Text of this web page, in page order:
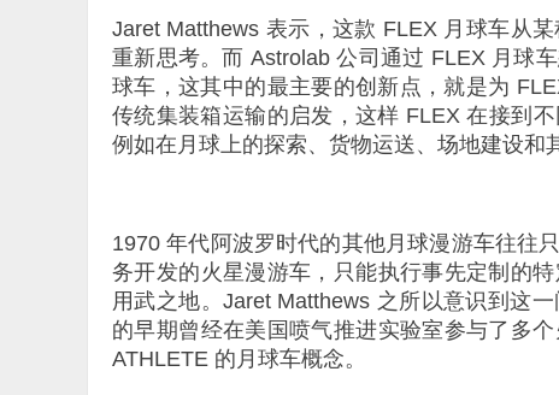
Jaret Matthews 表示，这款 FLEX 月球车从
重新思考。而 Astrolab 公司通过 FLEX 月球
球车，这其中的最主要的创新点，就是为
传统集装箱运输的启发，这样 FLEX 在接到
例如在月球上的探索、货物运送、场地建设和
1970 年代阿波罗时代的其他月球漫游车往往
务开发的火星漫游车，只能执行事先定制的
用武之地。Jaret Matthews 之所以意识到这
的早期曾经在美国喷气推进实验室参与了多
ATHLETE 的月球车概念。